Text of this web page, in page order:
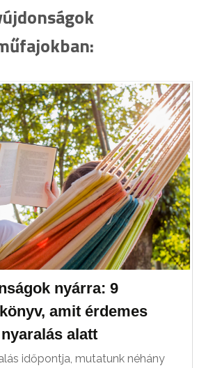
nyárra: 9
amit érdemes
alatt
időpontja, mutatunk néhány